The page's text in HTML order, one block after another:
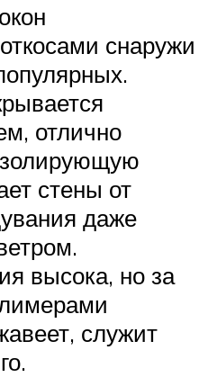
снаружи
отлично
стены от
даже
высока, но за
служит